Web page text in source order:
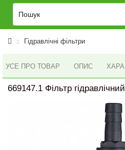
Гідравлічні фільтри
УСЕ ПРО ТОВАР ОПИС
669147.1 Фільтр